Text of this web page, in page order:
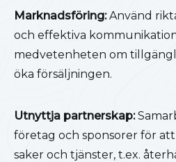
Marknadsföring:Använd
och effektiva
medvetenheten om
öka försäljningen.
Utnyttja partnerskap:
företag och sponsorer för
saker och tjänster, t.ex.